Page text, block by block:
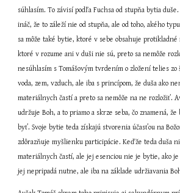
súhlasím. To závisí podľa Fuchsa od stupňa bytia
ináč, že to záleží nie od stupňa, ale od toho, akého
sa môže také bytie, ktoré v sebe obsahuje
ktoré v rozume ani v duši nie sú, preto sa nemôže
nesúhlasím s Tomášovým tvrdením o zložení telies
voda, zem, vzduch, ale iba s princípom, že duša ako
materiálnych častí a preto sa nemôže na ne rozložiť.
udržuje Boh, a to priamo a skrze seba, čo znamená,
byť. Svoje bytie teda získajú stvorenia účasťou na
zdôrazňuje myšlienku participácie. Keďže teda duša
materiálnych častí, ale jej esenciou nie je bytie, ako
jej nepripadá nutne, ale iba na základe udržiavania